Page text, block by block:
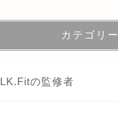
カテゴリー
LK.Fitの監修者